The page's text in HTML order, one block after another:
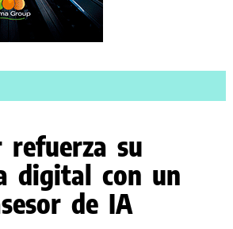
refuerza su
digital con un
de IA